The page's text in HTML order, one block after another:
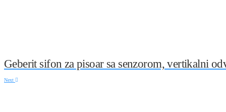
Geberit sifon za pisoar sa senzorom, vertikalni
Next